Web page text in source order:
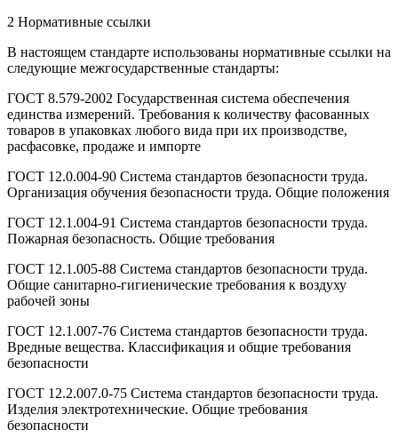
2 Нормативные ссылки
В настоящем стандарте использованы нормативные ссылки на
следующие межгосударственные стандарты:
ГОСТ 8.579-2002 Государственная система обеспечения
единства измерений. Требования к количеству фасованных
товаров в упаковках любого вида при их производстве,
расфасовке, продаже и импорте
ГОСТ 12.0.004-90 Система стандартов безопасности труда.
Организация обучения безопасности труда. Общие положения
ГОСТ 12.1.004-91 Система стандартов безопасности труда.
Пожарная безопасность. Общие требования
ГОСТ 12.1.005-88 Система стандартов безопасности труда.
Общие санитарно-гигиенические требования к воздуху
рабочей зоны
ГОСТ 12.1.007-76 Система стандартов безопасности труда.
Вредные вещества. Классификация и общие требования
безопасности
ГОСТ 12.2.007.0-75 Система стандартов безопасности труда.
Изделия электротехнические. Общие требования
безопасности